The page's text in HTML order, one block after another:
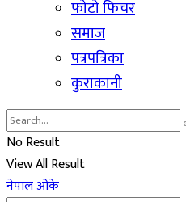
फोटो फिचर
समाज
पत्रपत्रिका
कुराकानी
No Result
View All Result
नेपाल ओके